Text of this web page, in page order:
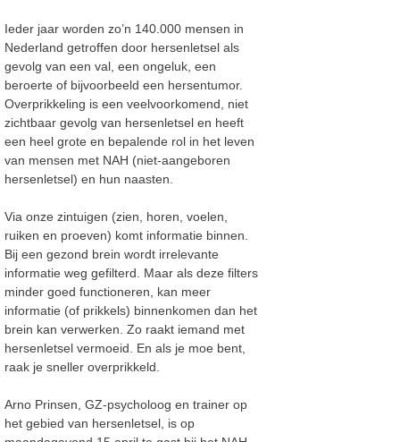
Ieder jaar worden zo’n 140.000 mensen in
Nederland getroffen door hersenletsel als
gevolg van een val, een ongeluk, een
beroerte of bijvoorbeeld een hersentumor.
Overprikkeling is een veelvoorkomend, niet
zichtbaar gevolg van hersenletsel en heeft
een heel grote en bepalende rol in het leven
van mensen met NAH (niet-aangeboren
hersenletsel) en hun naasten.
Via onze zintuigen (zien, horen, voelen,
ruiken en proeven) komt informatie binnen.
Bij een gezond brein wordt irrelevante
informatie weg gefilterd. Maar als deze filters
minder goed functioneren, kan meer
informatie (of prikkels) binnenkomen dan het
brein kan verwerken. Zo raakt iemand met
hersenletsel vermoeid. En als je moe bent,
raak je sneller overprikkeld.
Arno Prinsen, GZ-psycholoog en trainer op
het gebied van hersenletsel, is op